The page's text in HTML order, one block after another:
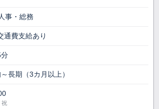
事・総務
通費支給あり
長期（3カ月以上）
祝